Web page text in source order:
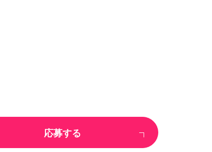
応募する